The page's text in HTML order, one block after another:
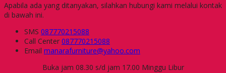
Apabila ada yang ditanyakan, silahkan hubungi kami melalui kontak
di bawah ini.
SMS 087770215088
Call Center 087770215088
Email manarafurniture@yahoo.com
Buka jam 08.30 s/d jam 17.00 Minggu Libur